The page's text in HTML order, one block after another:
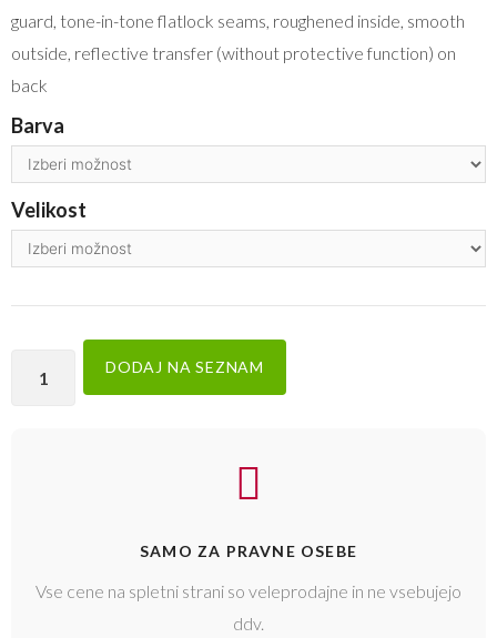
guard, tone-in-tone flatlock seams, roughened inside, smooth
outside, reflective transfer (without protective function) on
back
Barva
Velikost
DODAJ NA SEZNAM
SAMO ZA PRAVNE OSEBE
Vse cene na spletni strani so veleprodajne in ne vsebujejo
ddv.